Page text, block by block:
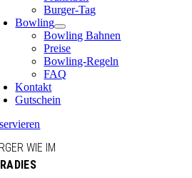
Burger-Tag
Bowling
Bowling Bahnen
Preise
Bowling-Regeln
FAQ
Kontakt
Gutschein
WIE IM